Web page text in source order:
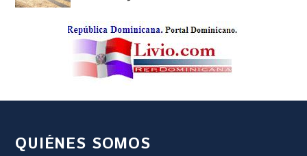
QUIÉNES SOMOS